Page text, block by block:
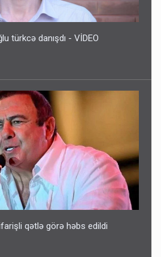
türkcə danışdı - VİDEO
qətlə görə həbs edildi